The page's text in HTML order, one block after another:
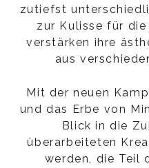
zutiefst
zur Kulisse für
verstärken ihre
aus
Mit der neuen
und das Erbe von
Blick in die
überarbeiteten
werden, die Teil